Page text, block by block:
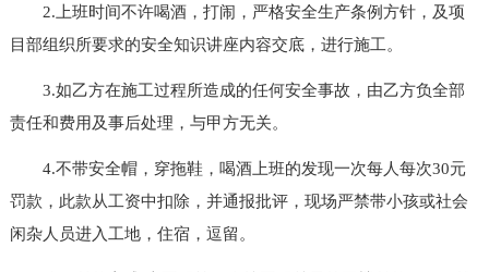
2.上班时间不许喝酒，打闹，严格安全生产条例方针，及项
目部组织所要求的安全知识讲座内容交底，进行施工。
3.如乙方在施工过程所造成的任何安全事故，由乙方负全部
责任和费用及事后处理，与甲方无关。
4.不带安全帽，穿拖鞋，喝酒上班的发现一次每人每次30元
罚款，此款从工资中扣除，并通报批评，现场严禁带小孩或社会
闲杂人员进入工地，住宿，逗留。